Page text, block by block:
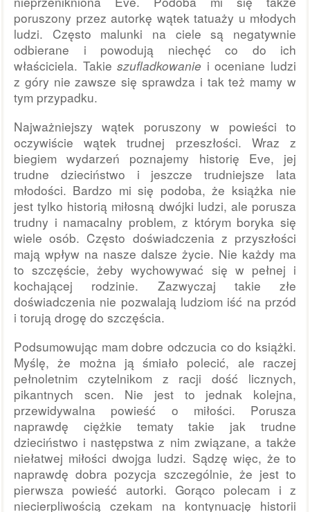
poruszony przez autorkę wątek tatuaży u młodych
ludzi. Często malunki na ciele są negatywnie
odbierane i powodują niechęć co do ich
właściciela. Takieszufladkowanie i oceniane ludzi
z góry nie zawsze się sprawdza i tak też mamy w
tym przypadku.
Najważniejszy wątek poruszony w powieści to
oczywiście wątek trudnej przeszłości. Wraz z
biegiem wydarzeń poznajemy historię Eve, jej
trudne dzieciństwo i jeszcze trudniejsze lata
młodości. Bardzo mi się podoba, że książka nie
jest tylko historią miłosną dwójki ludzi, ale porusza
trudny i namacalny problem, z którym boryka się
wiele osób. Często doświadczenia z przyszłości
mają wpływ na nasze dalsze życie. Nie każdy ma
to szczęście, żeby wychowywać się w pełnej i
kochającej rodzinie. Zazwyczaj takie złe
doświadczenia nie pozwalają ludziom iść na przód
i torują drogę do szczęścia.
Podsumowując mam dobre odczucia co do książki.
Myślę, że można ją śmiało polecić, ale raczej
pełnoletnim czytelnikom z racji dość licznych,
pikantnych scen. Nie jest to jednak kolejna,
przewidywalna powieść o miłości. Porusza
naprawdę ciężkie tematy takie jak trudne
dzieciństwo i następstwa z nim związane, a także
niełatwej miłości dwojga ludzi. Sądzę więc, że to
naprawdę dobra pozycja szczególnie, że jest to
pierwsza powieść autorki. Gorąco polecam i z
niecierpliwością czekam na kontynuację historii